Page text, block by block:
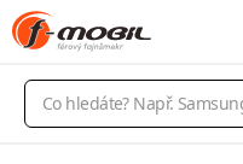
Vyhledávání